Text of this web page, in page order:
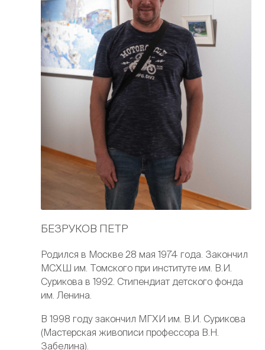
БЕЗРУКОВ ПЕТР
Родился в Москве 28 мая 1974 года. Закончил
МСХШ им. Томского при институте им. В.И.
Сурикова в 1992. Стипендиат детского фонда
им. Ленина.
В 1998 году закончил МГХИ им. В.И. Сурикова
(Мастерская живописи профессора В.Н.
Забелина).